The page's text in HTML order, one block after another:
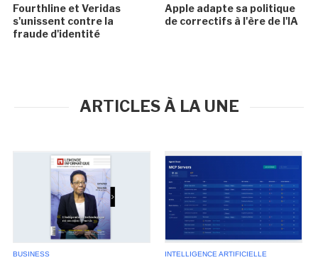
Fourthline et Veridas
s'unissent contre la
fraude d'identité
Apple adapte sa politique
de correctifs à l'ère de l'IA
ARTICLES À LA UNE
BUSINESS INTELLIGENCE ARTIFICIELLE